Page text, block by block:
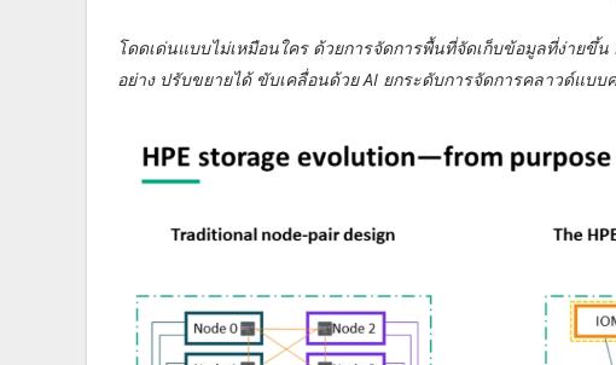
โดดเด่นแบบไม่เหมือนใคร ด้วยการจัดการพื้นที่จัดเก็บข้อมูลที่ง่าย
อย่าง ปรับขยายได้ ขับเคลื่อนด้วย AI ยกระดับการจัดการคลาวด์แบบ